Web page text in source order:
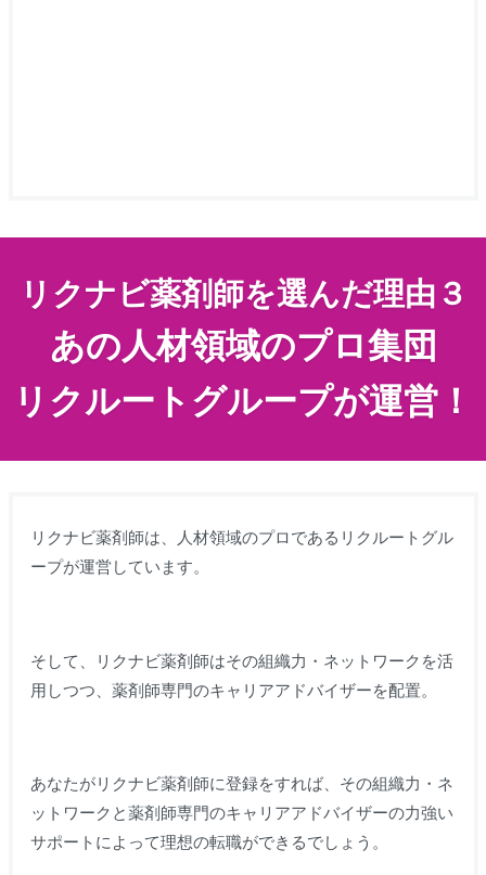
リクナビ薬剤師を選んだ理由３
あの人材領域のプロ集団
リクルートグループが運営！
リクナビ薬剤師は、人材領域のプロであるリクルートグル
ープが運営しています。
そして、リクナビ薬剤師はその組織力・ネットワークを活
用しつつ、薬剤師専門のキャリアアドバイザーを配置。
あなたがリクナビ薬剤師に登録をすれば、その組織力・ネ
ットワークと薬剤師専門のキャリアアドバイザーの力強い
サポートによって理想の転職ができるでしょう。